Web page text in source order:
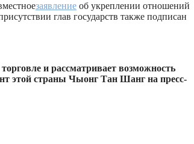
заявление об укреплении отношений
глав государств также подписан
и рассматривает возможность
этой страны Чыонг Тан Шанг на пресс-